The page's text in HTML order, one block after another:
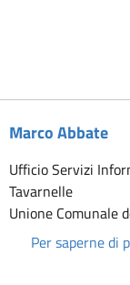
Marco Abbate
Ufficio Servizi
Tavarnelle
Unione Comunale
Per saperne di